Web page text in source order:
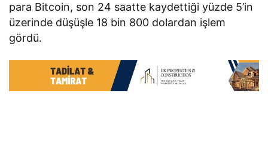
para Bitcoin, son 24 saatte kaydettiği yüzde 5’in
üzerinde düşüşle 18 bin 800 dolardan işlem
gördü.